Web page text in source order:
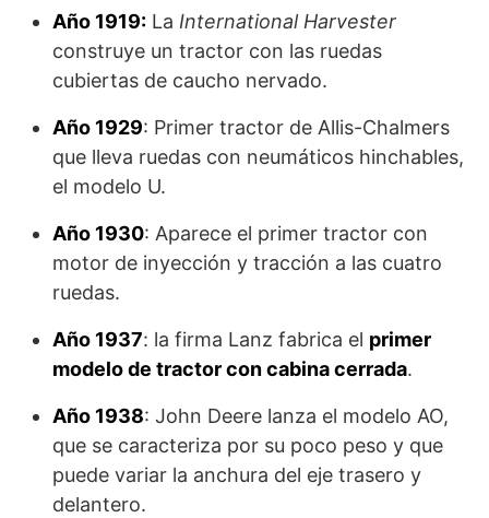
Año 1919: La International Harvester
construye un tractor con las ruedas
cubiertas de caucho nervado.
Año 1929: Primer tractor de Allis-Chalmers
que lleva ruedas con neumáticos hinchables,
el modelo U.
Año 1930: Aparece el primer tractor con
motor de inyección y tracción a las cuatro
ruedas.
Año 1937: la firma Lanz fabrica el primer
modelo de tractor con cabina cerrada.
Año 1938: John Deere lanza el modelo AO,
que se caracteriza por su poco peso y que
puede variar la anchura del eje trasero y
delantero.